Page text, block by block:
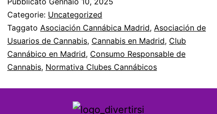
Categorie: Uncategorized
Taggato Asociación Cannábica Madrid, Asociación de
Usuarios de Cannabis, Cannabis en Madrid, Club
Cannábico en Madrid, Consumo Responsable de
Cannabis, Normativa Clubes Cannábicos